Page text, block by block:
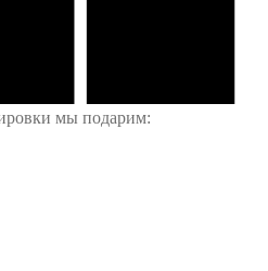
мы подарим: